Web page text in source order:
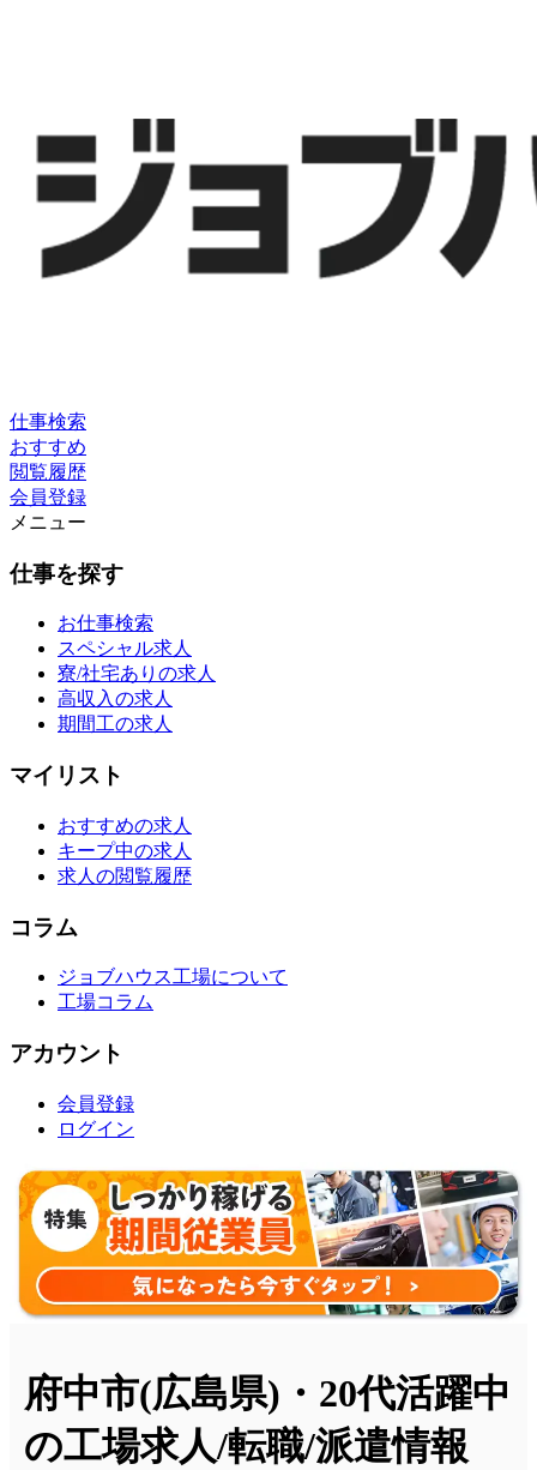
仕事検索
おすすめ
閲覧履歴
会員登録
メニュー
仕事を探す
お仕事検索
スペシャル求人
寮/社宅ありの求人
高収入の求人
期間工の求人
マイリスト
おすすめの求人
キープ中の求人
求人の閲覧履歴
コラム
ジョブハウス工場について
工場コラム
アカウント
会員登録
ログイン
府中市(広島県)・20代活躍中
の工場求人/転職/派遣情報